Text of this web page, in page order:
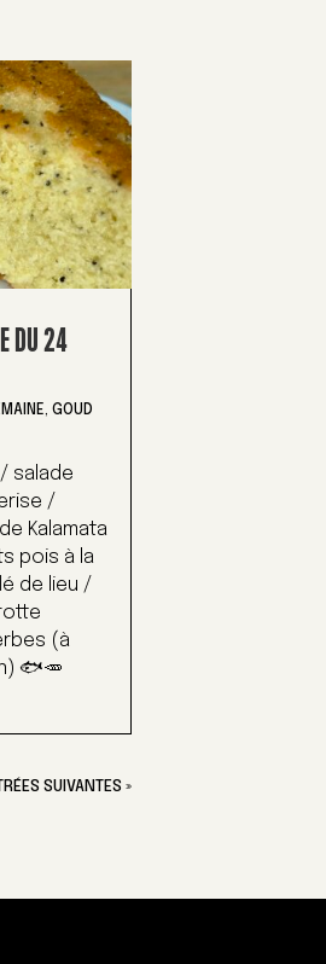
DU 24
, GOUD
salade
/
Kalamata
pois à la
de lieu /
(à
🐟🥕
SUIVANTES »